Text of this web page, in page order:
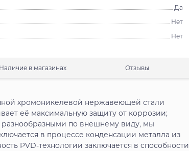
Да
Нет
Нет
Наличие в магазинах Отзывы
хромоникелевой нержавеющей стали
её максимальную защиту от коррозии;
разнообразными по внешнему виду, мы
в процессе конденсации металла из
PVD-технологии заключается в способности